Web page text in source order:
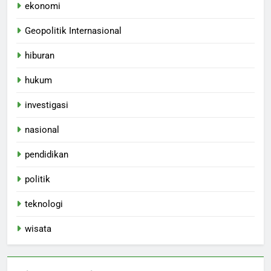
ekonomi
Geopolitik Internasional
hiburan
hukum
investigasi
nasional
pendidikan
politik
teknologi
wisata